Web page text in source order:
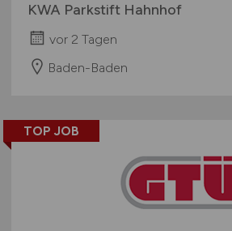
KWA Parkstift Hahnhof
vor 2 Tagen
Baden-Baden
TOP JOB